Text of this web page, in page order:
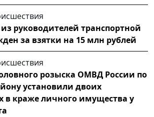
руководителей транспортной
за взятки на 15 млн рублей
розыска ОМВД России по
установили двоих
в краже личного имущества у